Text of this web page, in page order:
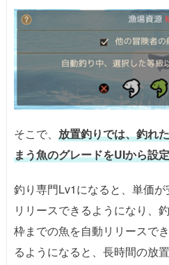
そこで、 放置釣りでは、釣れ
まう魚のグレードをUIから設
釣り専門Lv1になると、単価
リリースできるようになり、
枠までの魚を自動リリースで
るようになると、長時間の放